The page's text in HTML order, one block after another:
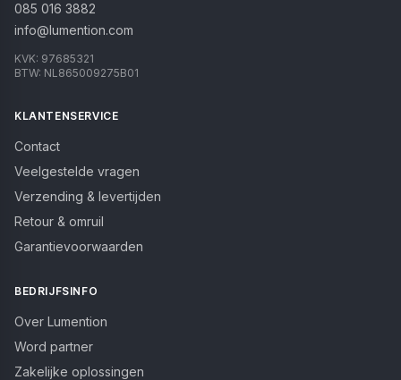
085 016 3882
info@lumention.com
KVK: 97685321
BTW: NL865009275B01
KLANTENSERVICE
Contact
Veelgestelde vragen
Verzending & levertijden
Retour & omruil
Garantievoorwaarden
BEDRIJFSINFO
Over Lumention
Word partner
Zakelijke oplossingen